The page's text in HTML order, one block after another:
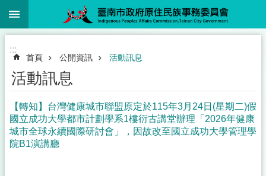
跳到主要內容區塊
:::
首頁 公開資訊 活動訊息
活動訊息
【轉知】台灣健康城市聯盟原定於115年3月24日(星期二)假
國立成功大學都市計劃學系1樓衍古講堂辦理「2026年健康
城市全球永續國際研討會」，因故改至國立成功大學管理學
院B1演講廳